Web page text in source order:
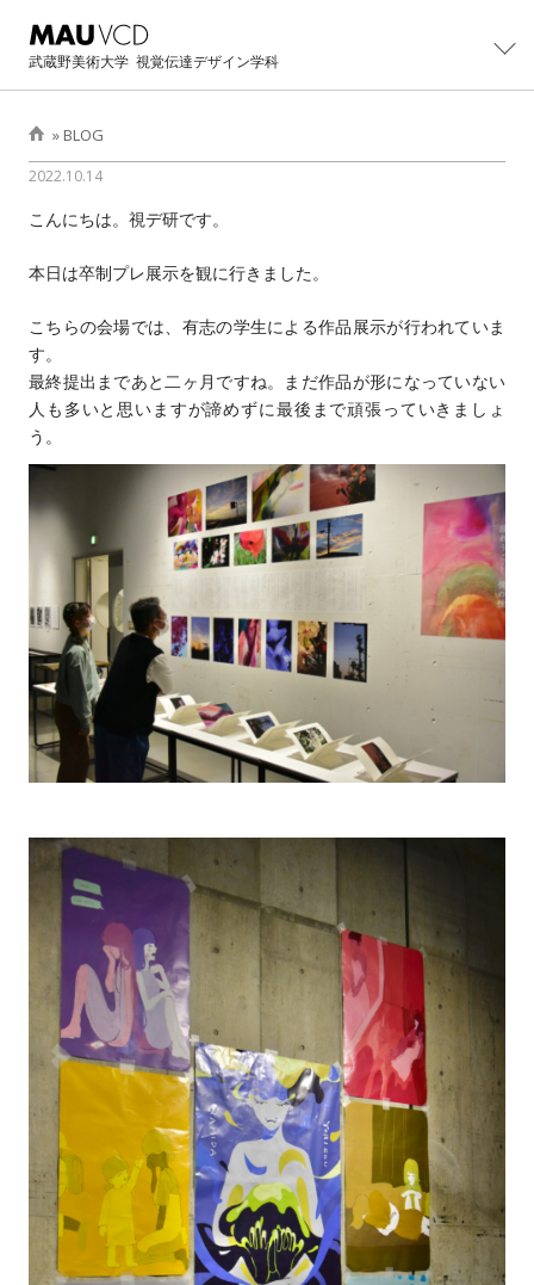
武蔵野美術大学 視覚伝達デザイン学科
学科紹介
学科概要
主任教授より
卒業生の活躍
卒業生インタビュー
制作・研究
カリキュラム
教員・スタッフ
設備・工房
卒業制作アーカイブ
大学院
大学院修士課程概要
カリキュラム
主任教授より
修士/博士論文・制作
イベント
卒業・修了制作展
オープンキャンパス
イベントの記録
進路
主な就職先・進学先
入試情報
過去3年次編入学試験問題
過去大学院入学試験問題
入試のご相談
CONTACT
お問い合わせ
アクセス
このサイトについて
大学、入試に関して
» BLOG
2022.10.14
こんにちは。視デ研です。
本日は卒制プレ展示を観に行きました。
こちらの会場では、有志の学生による作品展示が行われていま
す。
最終提出まであと二ヶ月ですね。まだ作品が形になっていない
人も多いと思いますが諦めずに最後まで頑張っていきましょ
う。